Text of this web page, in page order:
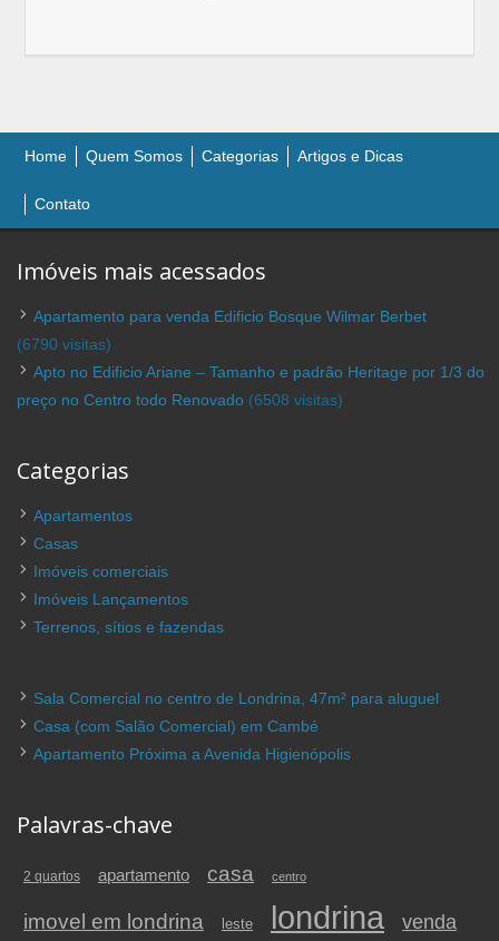
Home Quem Somos Categorias Artigos e Dicas
Contato
Imóveis mais acessados
Apartamento para venda Edificio Bosque Wilmar Berbet
(6790 visitas)
Apto no Edificio Ariane – Tamanho e padrão Heritage por 1/3 do
preço no Centro todo Renovado (6508 visitas)
Categorias
Apartamentos
Casas
Imóveis comerciais
Imóveis Lançamentos
Terrenos, sítios e fazendas
Sala Comercial no centro de Londrina, 47m² para aluguel
Casa (com Salão Comercial) em Cambé
Apartamento Próxima a Avenida Higienópolis
Palavras-chave
2 quartos apartamento casa centro
imovel em londrina leste londrina venda